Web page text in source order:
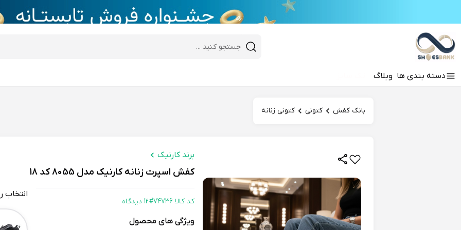
desktop header search
دسته‌ بندی‌ ها وبلاگ
بانک کفش کتونی کتونی زنانه
برند کارنیک
کفش اسپرت زنانه کارنیک مدل 8055 کد 18
کد کالا 74736# 12 دیدگاه
ویژگی های محصول
انتخاب
Color